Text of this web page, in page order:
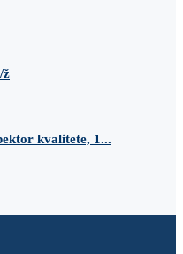
ž
kvalitete, 1...